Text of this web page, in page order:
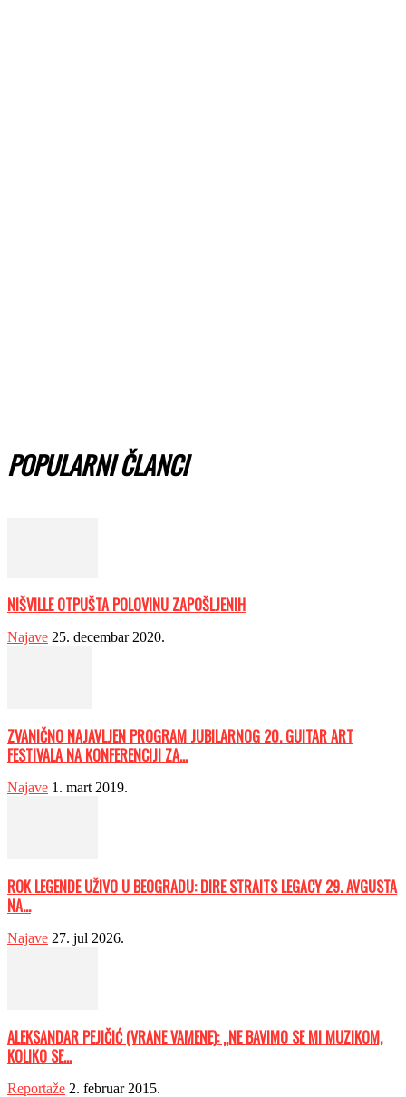
POPULARNI ČLANCI
NIŠVILLE OTPUŠTA POLOVINU ZAPOŠLJENIH
Najave 25. decembar 2020.
ZVANIČNO NAJAVLJEN PROGRAM JUBILARNOG 20. GUITAR ART
FESTIVALA NA KONFERENCIJI ZA...
Najave 1. mart 2019.
ROK LEGENDE UŽIVO U BEOGRADU: DIRE STRAITS LEGACY 29. AVGUSTA
NA...
Najave 27. jul 2026.
ALEKSANDAR PEJIČIĆ (VRANE VAMENE): „NE BAVIMO SE MI MUZIKOM,
KOLIKO SE...
Reportaže 2. februar 2015.